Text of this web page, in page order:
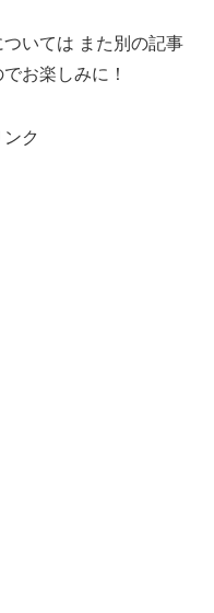
いては また別の記事
お楽しみに！
ク